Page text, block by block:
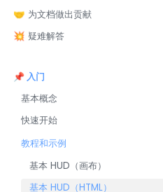
🤝 为文档做出贡献
💥 疑难解答
📌 入门
基本概念
快速开始
教程和示例
基本 HUD（画布）
基本 HUD（HTML）